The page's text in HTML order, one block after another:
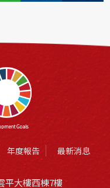
年度報告 最新消息
平大樓西棟7樓